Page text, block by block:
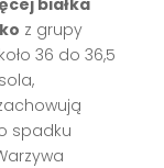
z grupy
36 do 36,5
spadku